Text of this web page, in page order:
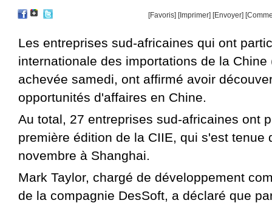
[Favoris] [Imprimer] [Envoyer]
Les entreprises sud-africaines qui ont
internationale des importations de la Chine
achevée samedi, ont affirmé avoir
opportunités d'affaires en Chine.
Au total, 27 entreprises sud-africaines ont
première édition de la CIIE, qui s'est tenue
novembre à Shanghai.
Mark Taylor, chargé de développement
de la compagnie DesSoft, a déclaré que